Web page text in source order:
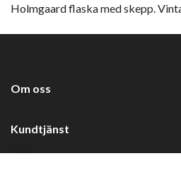
Holmgaard flaska med skepp.
Om oss
Kundtjänst